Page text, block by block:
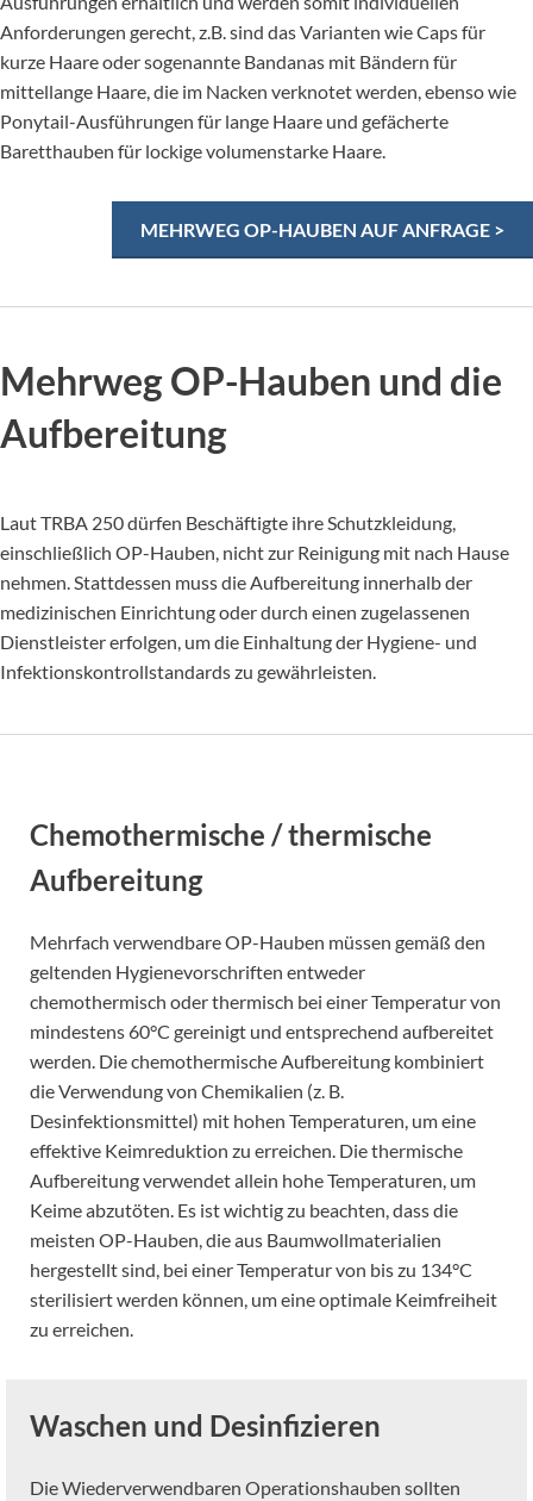
Anforderungen gerecht, z.B. sind das Varianten wie Caps für
kurze Haare oder sogenannte Bandanas mit Bändern für
mittellange Haare, die im Nacken verknotet werden, ebenso wie
Ponytail-Ausführungen für lange Haare und gefächerte
Baretthauben für lockige volumenstarke Haare.
MEHRWEG OP-HAUBEN AUF ANFRAGE >
Mehrweg OP-Hauben und die
Aufbereitung
Laut TRBA 250 dürfen Beschäftigte ihre Schutzkleidung,
einschließlich OP-Hauben, nicht zur Reinigung mit nach Hause
nehmen. Stattdessen muss die Aufbereitung innerhalb der
medizinischen Einrichtung oder durch einen zugelassenen
Dienstleister erfolgen, um die Einhaltung der Hygiene- und
Infektionskontrollstandards zu gewährleisten.
Chemothermische / thermische
Aufbereitung
Mehrfach verwendbare OP-Hauben müssen gemäß den
geltenden Hygienevorschriften entweder
chemothermisch oder thermisch bei einer Temperatur von
mindestens 60°C gereinigt und entsprechend aufbereitet
werden. Die chemothermische Aufbereitung kombiniert
die Verwendung von Chemikalien (z. B.
Desinfektionsmittel) mit hohen Temperaturen, um eine
effektive Keimreduktion zu erreichen. Die thermische
Aufbereitung verwendet allein hohe Temperaturen, um
Keime abzutöten. Es ist wichtig zu beachten, dass die
meisten OP-Hauben, die aus Baumwollmaterialien
hergestellt sind, bei einer Temperatur von bis zu 134°C
sterilisiert werden können, um eine optimale Keimfreiheit
zu erreichen.
Waschen und Desinfizieren
Die Wiederverwendbaren Operationshauben sollten